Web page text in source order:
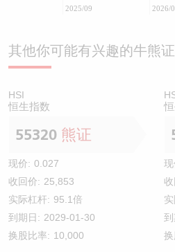
2025/09 2026/
其他你可能有兴趣的牛熊证
HSI
恒生指数
55320 熊证
现价: 0.027
收回价: 25,853
实际杠杆: 95.1倍
到期日: 2029-01-30
换股比率: 10,000